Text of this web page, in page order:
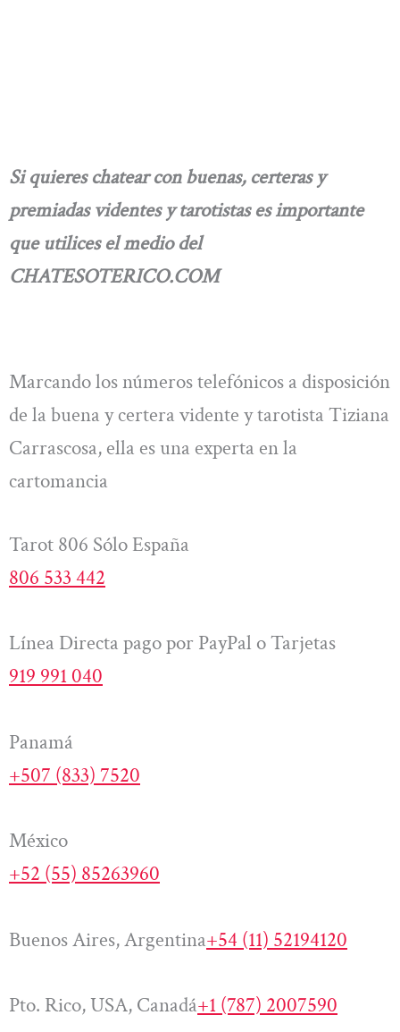
Si quieres chatear con buenas, certeras y
premiadas videntes y tarotistas es importante
que utilices el medio del
CHATESOTERICO.COM
Marcando los números telefónicos a disposición
de la buena y certera vidente y tarotista Tiziana
Carrascosa, ella es una experta en la
cartomancia
Tarot 806 Sólo España
806 533 442
Línea Directa pago por PayPal o Tarjetas
919 991 040
Panamá
+507 (833) 7520
México
+52 (55) 85263960
Buenos Aires, Argentina+54 (11) 52194120
Pto. Rico, USA, Canadá+1 (787) 2007590